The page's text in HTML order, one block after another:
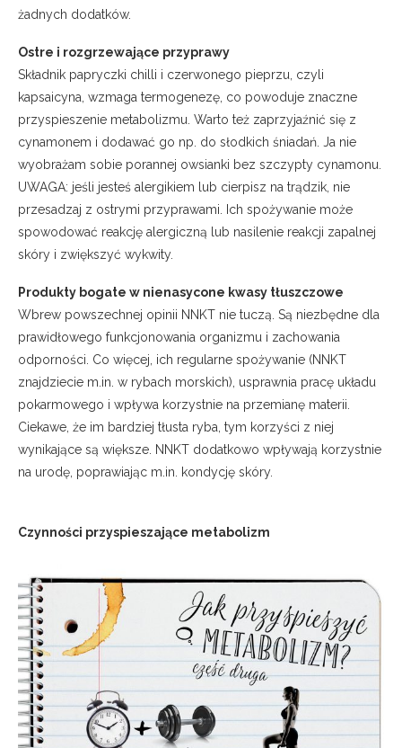
żadnych dodatków.
Ostre i rozgrzewające przyprawy
Składnik papryczki chilli i czerwonego pieprzu, czyli
kapsaicyna, wzmaga termogenezę, co powoduje znaczne
przyspieszenie metabolizmu. Warto też zaprzyjaźnić się z
cynamonem i dodawać go np. do słodkich śniadań. Ja nie
wyobrażam sobie porannej owsianki bez szczypty cynamonu.
UWAGA: jeśli jesteś alergikiem lub cierpisz na trądzik, nie
przesadzaj z ostrymi przyprawami. Ich spożywanie może
spowodować reakcję alergiczną lub nasilenie reakcji zapalnej
skóry i zwiększyć wykwity.
Produkty bogate w nienasycone kwasy tłuszczowe
Wbrew powszechnej opinii NNKT nie tuczą. Są niezbędne dla
prawidłowego funkcjonowania organizmu i zachowania
odporności. Co więcej, ich regularne spożywanie (NNKT
znajdziecie m.in. w rybach morskich), usprawnia pracę układu
pokarmowego i wpływa korzystnie na przemianę materii.
Ciekawe, że im bardziej tłusta ryba, tym korzyści z niej
wynikające są większe. NNKT dodatkowo wpływają korzystnie
na urodę, poprawiając m.in. kondycję skóry.
Czynności przyspieszające metabolizm